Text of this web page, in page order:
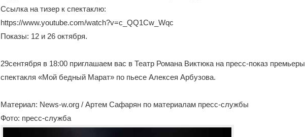
Ссылка на тизер к спектаклю:
https://www.youtube.com/watch?v=c_QQ1Cw_Wqc
Показы: 12 и 26 октября.
29сентября в 18:00 приглашаем вас в Театр Романа Виктюка на пресс-показ премьеры
спектакля «Мой бедный Марат» по пьесе Алексея Арбузова.
Материал: News-w.org / Артем Сафарян по материалам пресс-службы
Фото: пресс-служба